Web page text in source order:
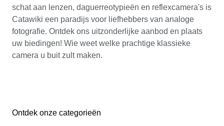
schat aan lenzen, daguerreotypieën en reflexcamera's is
Catawiki een paradijs voor liefhebbers van analoge
fotografie. Ontdek ons uitzonderlijke aanbod en plaats
uw biedingen! Wie weet welke prachtige klassieke
camera u buit zult maken.
Ontdek onze categorieën